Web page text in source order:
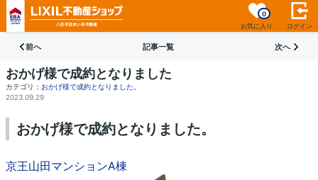
お気に入り
0
ログイン
前へ 記事一覧 次へ
おかげ様で成約となりました
カテゴリ： おかげ様で成約となりました。
2023.09.29
おかげ様で成約となりました。
京王山田マンションA棟